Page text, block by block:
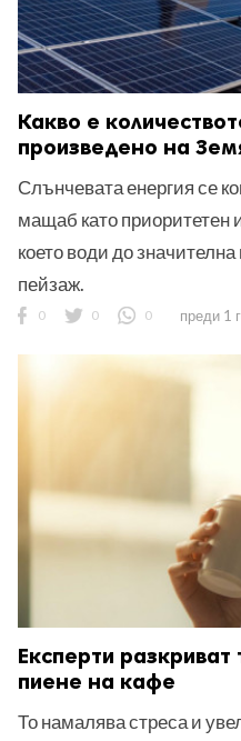
Какво е
произведено на
Слънчевата енергия се
мащаб като приоритетен
което води до
пейзаж.
0 0 0 преди 1
Експерти
пиене на кафе
То намалява стреса и